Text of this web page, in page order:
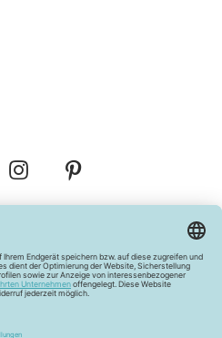
Vertrag widerrufen